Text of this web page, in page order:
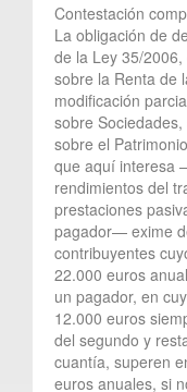
Contestación
La obligación de
de la Ley 35/
sobre la Renta de
modificación
sobre
sobre el
que aquí interesa
rendimientos del
prestaciones
pagador— exime
contribuyentes
22.000 euros
un pagador, en
12.000 euros
del segundo y
cuantía, superen
euros anuales, si